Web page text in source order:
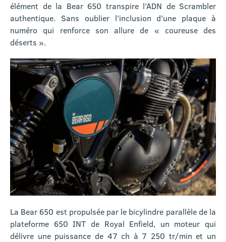
élément de la Bear 650 transpire l’ADN de Scrambler
authentique. Sans oublier l’inclusion d’une plaque à
numéro qui renforce son allure de « coureuse des
déserts ».
La Bear 650 est propulsée par le bicylindre parallèle de la
plateforme 650 INT de Royal Enfield, un moteur qui
délivre une puissance de 47 ch à 7 250 tr/min et un